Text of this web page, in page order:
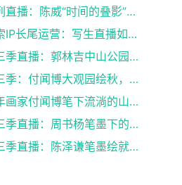
《书画里的中国》系列直播：陈威“时间的叠影”导览,笔墨解码山水艺术蜕变
《书画里的中国》探索IP长尾运营：写生直播如何延续文化节目生命力
《书画里的中国》第三季直播：郭林吉中山公园写生，定格深秋园林意韵
《书画里的中国》第三季：付闻博大观园绘秋，笔墨展京秋意趣
墨染龙潭秋意浓，青年画家付闻博笔下流淌的山水情
《书画里的中国》第三季直播：周书杨笔墨下的古坛新意
《书画里的中国》第三季直播：陈泽谦笔墨绘就琼岛碧波